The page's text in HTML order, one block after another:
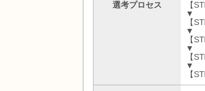
選考プロセス
【
▼
【
▼
【
▼
【
▼
【